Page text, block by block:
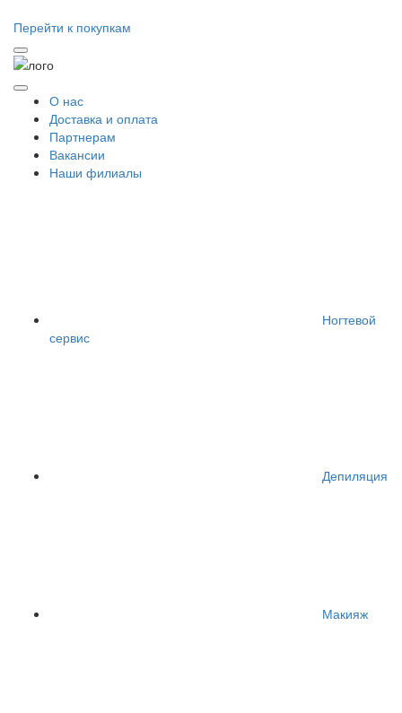
Перейти к покупкам
О нас
Доставка и оплата
Партнерам
Вакансии
Наши филиалы
Ногтевой
сервис
Депиляция
Макияж